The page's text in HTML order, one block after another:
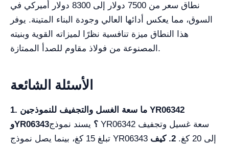
نطاق سعر من 7500 دولار إلى 8300 دولار أميركي في
السوق، مما يعكس أدائها العالي وجودة البناء المتينة. يوفر
هذا النطاق ميزة تنافسية نظرًا لميزاته القوية وبنيته
المصنوعة من فولاذ مقاوم للصدأ الممتازة.
الأسئلة الشائعة
1. ما سعة الغسل والتجفيف للنموذجين YR06342
وYR06343؟ يسند نموذج YR06342 سعة غسيل وتجفيف
تبلغ 15 كغ، بينما يصل نموذج YR06343 إلى 20 كغ.
2. كيف